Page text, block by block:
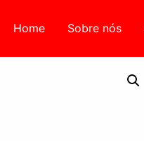
Home Sobre nós